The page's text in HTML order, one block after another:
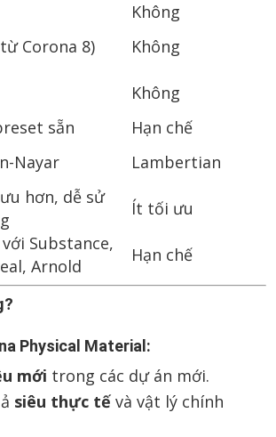
Không
Corona 8)
Không
Không
sẵn
Hạn chế
Nayar
Lambertian
hơn, dễ sử
Ít tối ưu
Substance,
Arnold
Hạn chế
Physical Material:
mới trong các dự án mới.
siêu thực tế và vật lý chính